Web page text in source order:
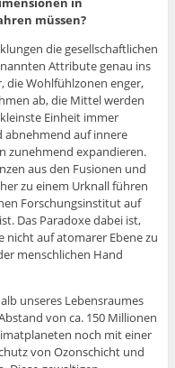
müssen?
die gesellschaftlichen
Attribute genau ins
die Wohlfühlzonen enger,
ab, die Mittel werden
Einheit immer
abnehmend auf innere
zunehmend expandieren.
aus den Fusionen und
zu einem Urknall führen
Forschungsinstitut auf
Das Paradoxe dabei ist,
nicht auf atomarer Ebene zu
menschlichen Hand
unseres Lebensraumes
von ca. 150 Millionen
noch mit einer
von Ozonschicht und